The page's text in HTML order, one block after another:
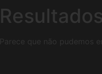
Parece que não pudemos